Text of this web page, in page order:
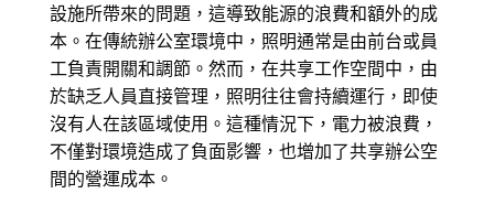
設施所帶來的問題，這導致能源的浪費和額外的成
本。在傳統辦公室環境中，照明通常是由前台或員
工負責開關和調節。然而，在共享工作空間中，由
於缺乏人員直接管理，照明往往會持續運行，即使
沒有人在該區域使用。這種情況下，電力被浪費，
不僅對環境造成了負面影響，也增加了共享辦公空
間的營運成本。